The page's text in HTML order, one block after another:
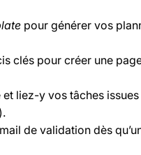
pour générer vos
clés pour créer une
liez-y vos tâches
).
de validation dès